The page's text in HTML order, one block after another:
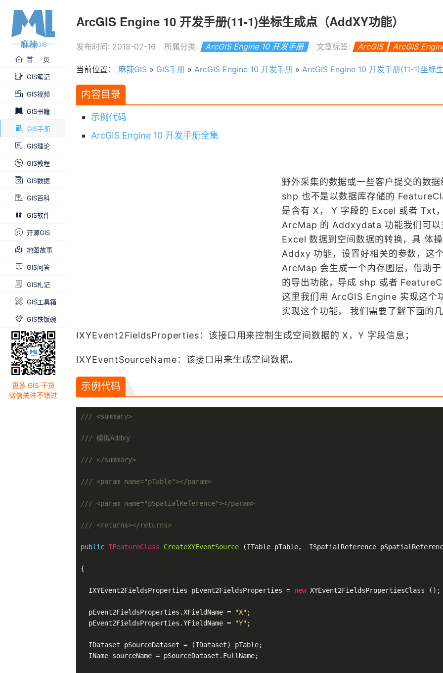
首 页
GIS笔记
GIS视频
GIS书籍
GIS手册
GIS理论
GIS教程
GIS数据
GIS百科
GIS软件
开源GIS
地图故事
GIS问答
GIS札记
GIS工具箱
GIS铁饭碗
更多 GIS 干货
微信关注不错过
ArcGIS Engine 10 开发手册(11-1)坐标生成点（AddXY功能）
发布时间: 2018-02-16 所属分类: ArcGIS Engine 10 开发手册 文章标签: ArcGIS ArcGIS
当前位置： 麻辣GIS » GIS手册 »ArcGIS Engine 10 开发手册 »ArcGIS Engine 10 开发手册(11-1)坐标生成点（
内容目录
示例代码
ArcGIS Engine 10 开发手册全集
野外采集的数据或一些客户提交的数据
shp 也不是以数据库存储的
是含有 X， Y 字段的 Excel 或者 Txt
ArcMap 的 Addxydata 功能我们可以
Excel 数据到空间数据的转换，具 体
Addxy 功能，设置好相关的参数，这
ArcMap 会生成一个内存图层，借助
的导出功能，导成 shp 或者
这里我们用 ArcGIS Engine 实现这个
实现这个功能， 我们需要了解下面的几
IXYEvent2FieldsProperties：该接口用来控制生成空间数据的 X，Y 字段信息；
IXYEventSourceName：该接口用来生成空间数据。
示例代码
/// <summary>
/// 模拟Addxy
/// </summary>
/// <param name="pTable"></param>
/// <param name="pSpatialReference"></param>
/// <returns></returns>
public IFeatureClass CreateXYEventSource (ITable pTable， ISpatialReference
{
  IXYEvent2FieldsProperties pEvent2FieldsProperties =
new XYEvent2FieldsPropertiesClass ();
  pEvent2FieldsProperties.XFieldName =
"X" ;
  pEvent2FieldsProperties.YFieldName =
"Y" ;
  IDataset pSourceDataset = (IDataset) pTable;
  IName sourceName = pSourceDataset.FullName;